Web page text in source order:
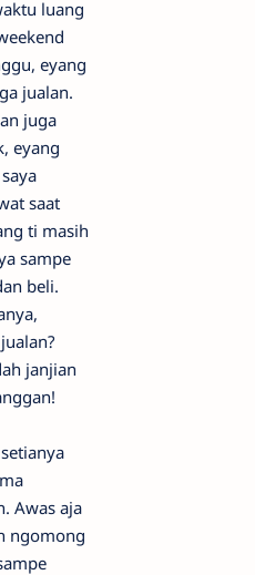
luang
eyang
jualan.
juga
eyang
saat
ti masih
sampe
beli.
janjian
Awas aja
ngomong